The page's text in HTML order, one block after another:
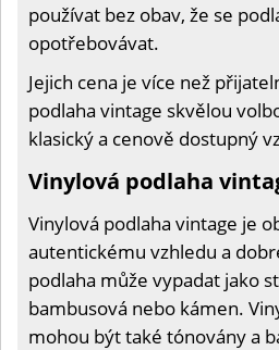
používat bez obav, že se
opotřebovávat.
Jejich cena je více než
podlaha vintage skvělou
klasický a cenově dostupný
Vinylová podlaha
Vinylová podlaha vintage je
autentickému vzhledu a
podlaha může vypadat jako
bambusová nebo kámen.
mohou být také tónovány a